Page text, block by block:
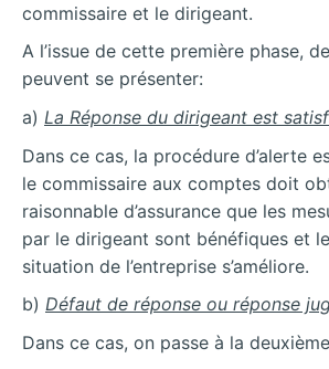
commissaire et le dirigeant.
A l’issue de cette première phase,
peuvent se présenter:
a) La Réponse du dirigeant est
Dans ce cas, la procédure d’alerte
le commissaire aux comptes doit
raisonnable d’assurance que les
par le dirigeant sont bénéfiques et
situation de l’entreprise s’améliore.
b) Défaut de réponse ou réponse
Dans ce cas, on passe à la